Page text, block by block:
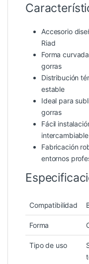
Accesorio
Riad
Forma
gorras
Distribución
estable
Ideal para
gorras
Fácil
intercambiable
Fabricación
entornos
Compatibilidad
Forma
Tipo de uso